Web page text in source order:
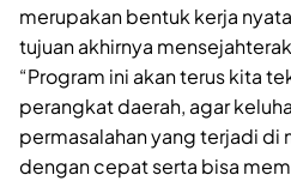
merupakan bentuk kerja
tujuan akhirnya
“Program ini akan terus kita
perangkat daerah, agar
permasalahan yang terjadi di
dengan cepat serta bisa